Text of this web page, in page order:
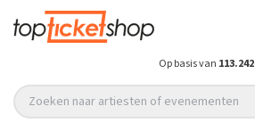
Op basis van 113.242
Zoeken naar artiesten of evenementen